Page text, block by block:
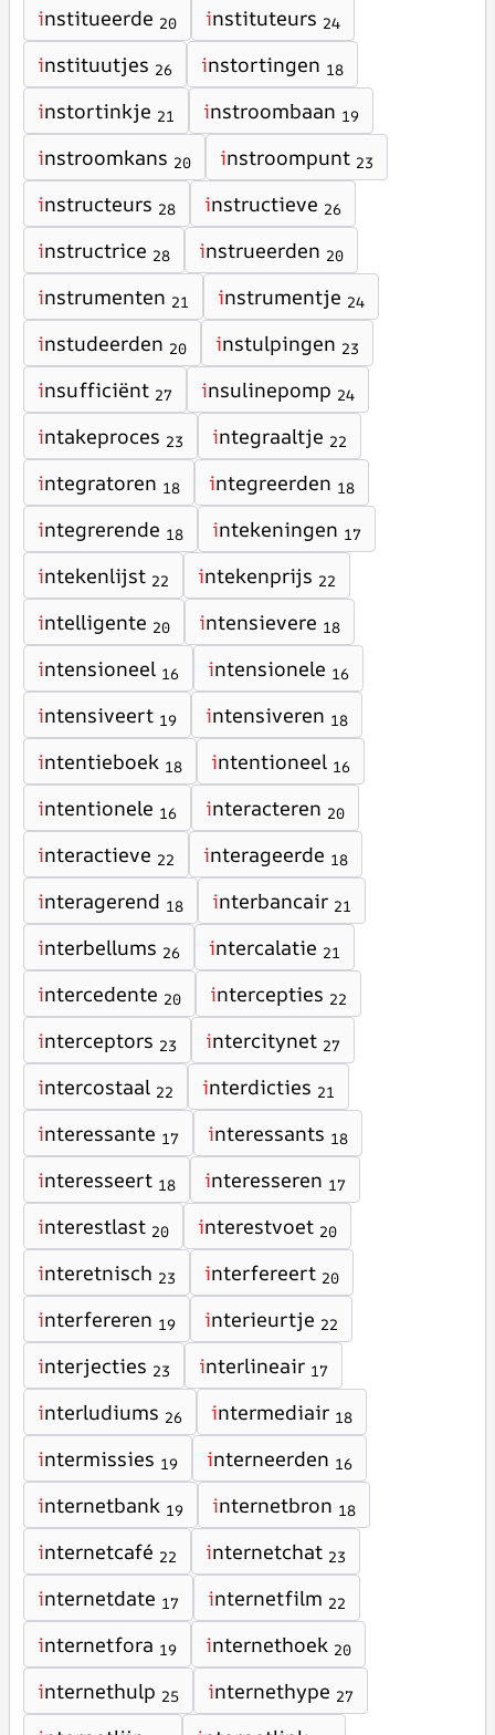
institueerde 20 instituteurs 24
instituutjes 26 instortingen 18
instortinkje 21 instroombaan 19
instroomkans 20 instroompunt 23
instructeurs 28 instructieve 26
instructrice 28 instrueerden 20
instrumenten 21 instrumentje 24
instudeerden 20 instulpingen 23
insufficiënt 27 insulinepomp 24
intakeproces 23 integraaltje 22
integratoren 18 integreerden 18
integrerende 18 intekeningen 17
intekenlijst 22 intekenprijs 22
intelligente 20 intensievere 18
intensioneel 16 intensionele 16
intensiveert 19 intensiveren 18
intentieboek 18 intentioneel 16
intentionele 16 interacteren 20
interactieve 22 interageerde 18
interagerend 18 interbancair 21
interbellums 26 intercalatie 21
intercedente 20 intercepties 22
interceptors 23 intercitynet 27
intercostaal 22 interdicties 21
interessante 17 interessants 18
interesseert 18 interesseren 17
interestlast 20 interestvoet 20
interetnisch 23 interfereert 20
interfereren 19 interieurtje 22
interjecties 23 interlineair 17
interludiums 26 intermediair 18
intermissies 19 interneerden 16
internetbank 19 internetbron 18
internetcafé 22 internetchat 23
internetdate 17 internetfilm 22
internetfora 19 internethoek 20
internethulp 25 internethype 27